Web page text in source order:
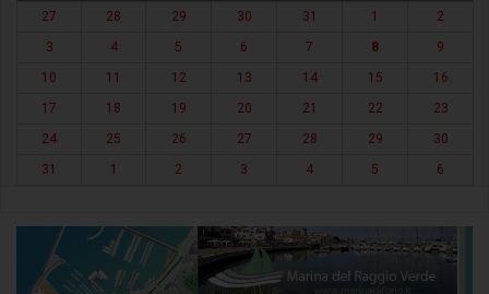
27
28 29 30 31 1
2
3
4 5 6 7 8
9
10
11 12 13 14 15
16
17
18 19 20 21 22
23
24
25 26 27 28 29
30
31
1 2 3 4 5 6